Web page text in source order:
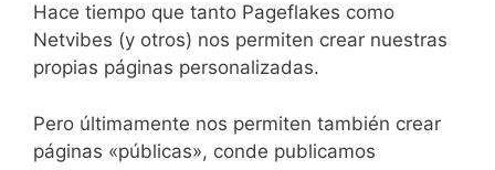
Hace tiempo que tanto Pageflakes como
Netvibes (y otros) nos permiten crear nuestras
propias páginas personalizadas.
Pero últimamente nos permiten también crear
páginas «públicas», conde publicamos